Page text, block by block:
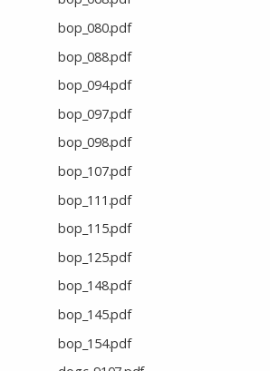
bop_080.pdf
bop_088.pdf
bop_094.pdf
bop_097.pdf
bop_098.pdf
bop_107.pdf
bop_111.pdf
bop_115.pdf
bop_125.pdf
bop_148.pdf
bop_145.pdf
bop_154.pdf